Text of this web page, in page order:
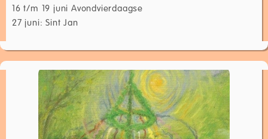
16 t/m 19 juni Avondvierdaagse
27 juni: Sint Jan